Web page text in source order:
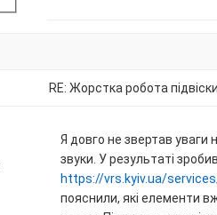
RE: Жорстка робота
Я довго не звертав уваги
звуки. У результаті
https://vrs.kyiv.ua/
пояснили, які елементи